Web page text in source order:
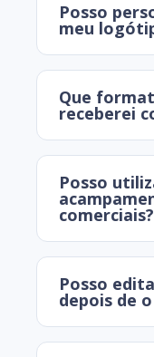
Posso
meu
Que
receberei
Posso
comerciais?
Posso
depois de